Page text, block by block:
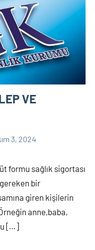
VE
3, 2024
formu sağlık sigortası
bir
giren kişilerin
anne,baba,
[…]